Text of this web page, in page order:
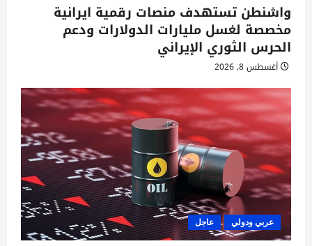
واشنطن تستهدف منصات رقمية ايرانية
مخصصة لغسل مليارات الدولارات ودعم
الحرس الثوري الإيراني
أغسطس 8, 2026
عربي ودولي عاجل